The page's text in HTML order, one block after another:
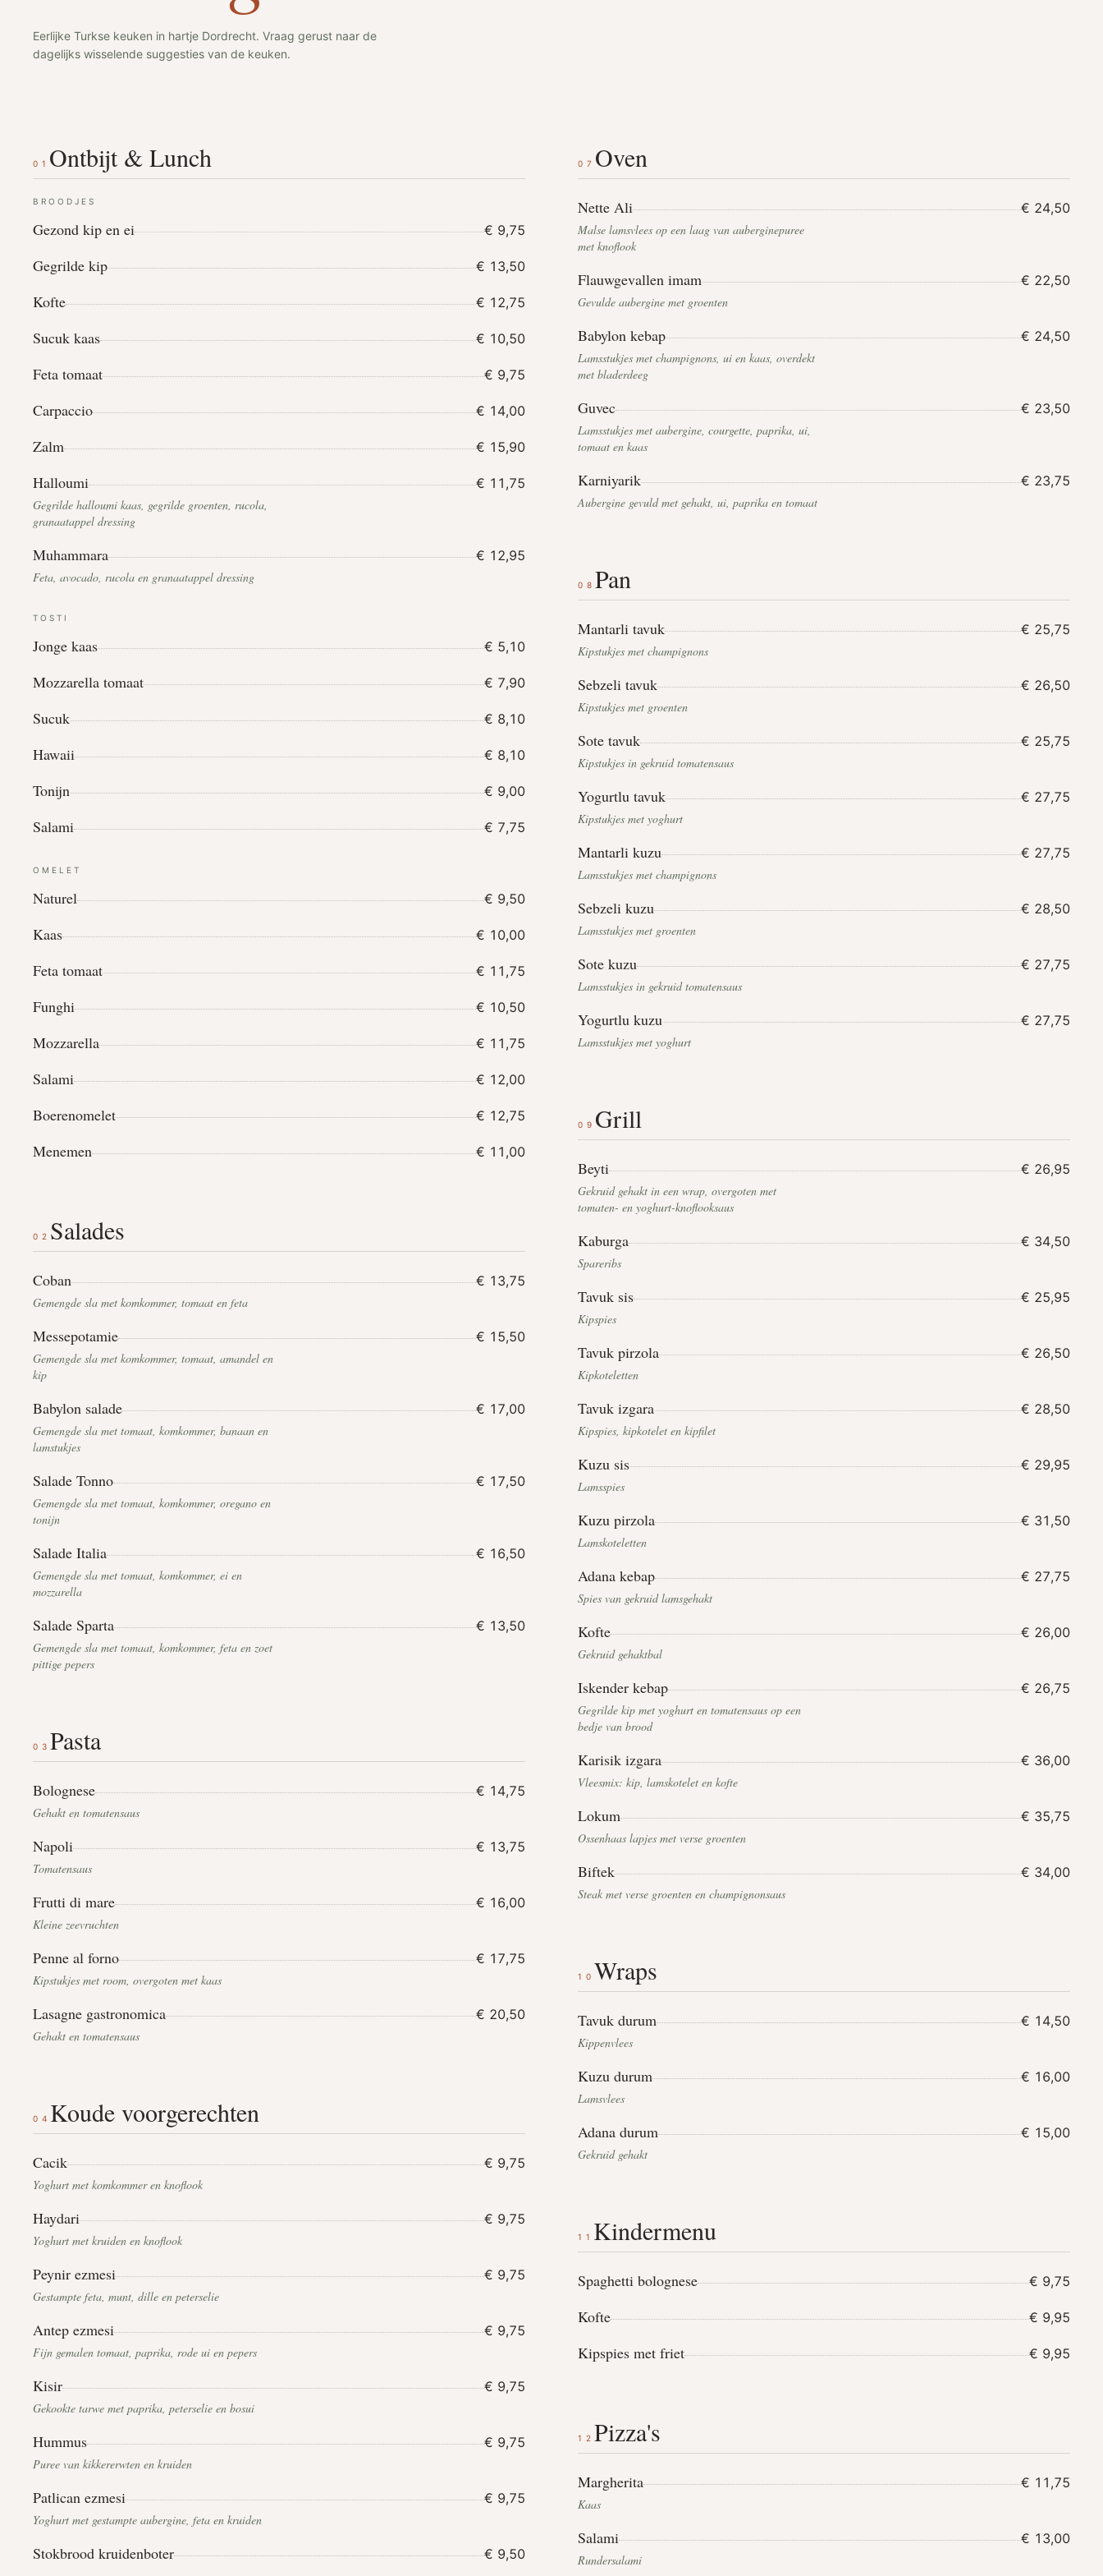
Eerlijke Turkse keuken in hartje Dordrecht. Vraag gerust naar de
dagelijks wisselende suggesties van de keuken.
01 Ontbijt & Lunch
BROODJES
Gezond kip en ei € 9,75
Gegrilde kip € 13,50
Kofte € 12,75
Sucuk kaas € 10,50
Feta tomaat € 9,75
Carpaccio € 14,00
Zalm € 15,90
Halloumi € 11,75
Gegrilde halloumi kaas, gegrilde groenten, rucola,
granaatappel dressing
Muhammara € 12,95
Feta, avocado, rucola en granaatappel dressing
TOSTI
Jonge kaas € 5,10
Mozzarella tomaat € 7,90
Sucuk € 8,10
Hawaii € 8,10
Tonijn € 9,00
Salami € 7,75
OMELET
Naturel € 9,50
Kaas € 10,00
Feta tomaat € 11,75
Funghi € 10,50
Mozzarella € 11,75
Salami € 12,00
Boerenomelet € 12,75
Menemen € 11,00
02 Salades
Coban € 13,75
Gemengde sla met komkommer, tomaat en feta
Messepotamie € 15,50
Gemengde sla met komkommer, tomaat, amandel en
kip
Babylon salade € 17,00
Gemengde sla met tomaat, komkommer, banaan en
lamstukjes
Salade Tonno € 17,50
Gemengde sla met tomaat, komkommer, oregano en
tonijn
Salade Italia € 16,50
Gemengde sla met tomaat, komkommer, ei en
mozzarella
Salade Sparta € 13,50
Gemengde sla met tomaat, komkommer, feta en zoet
pittige pepers
03 Pasta
Bolognese € 14,75
Gehakt en tomatensaus
Napoli € 13,75
Tomatensaus
Frutti di mare € 16,00
Kleine zeevruchten
Penne al forno € 17,75
Kipstukjes met room, overgoten met kaas
Lasagne gastronomica € 20,50
Gehakt en tomatensaus
04 Koude voorgerechten
Cacik € 9,75
Yoghurt met komkommer en knoflook
Haydari € 9,75
Yoghurt met kruiden en knoflook
Peynir ezmesi € 9,75
Gestampte feta, munt, dille en peterselie
Antep ezmesi € 9,75
Fijn gemalen tomaat, paprika, rode ui en pepers
Kisir € 9,75
Gekookte tarwe met paprika, peterselie en bosui
Hummus € 9,75
Puree van kikkererwten en kruiden
Patlican ezmesi € 9,75
Yoghurt met gestampte aubergine, feta en kruiden
Stokbrood kruidenboter € 9,50
07 Oven
Nette Ali € 24,50
Malse lamsvlees op een laag van auberginepuree
met knoflook
Flauwgevallen imam € 22,50
Gevulde aubergine met groenten
Babylon kebap € 24,50
Lamsstukjes met champignons, ui en kaas, overdekt
met bladerdeeg
Guvec € 23,50
Lamsstukjes met aubergine, courgette, paprika, ui,
tomaat en kaas
Karniyarik € 23,75
Aubergine gevuld met gehakt, ui, paprika en tomaat
08 Pan
Mantarli tavuk € 25,75
Kipstukjes met champignons
Sebzeli tavuk € 26,50
Kipstukjes met groenten
Sote tavuk € 25,75
Kipstukjes in gekruid tomatensaus
Yogurtlu tavuk € 27,75
Kipstukjes met yoghurt
Mantarli kuzu € 27,75
Lamsstukjes met champignons
Sebzeli kuzu € 28,50
Lamsstukjes met groenten
Sote kuzu € 27,75
Lamsstukjes in gekruid tomatensaus
Yogurtlu kuzu € 27,75
Lamsstukjes met yoghurt
09 Grill
Beyti € 26,95
Gekruid gehakt in een wrap, overgoten met
tomaten- en yoghurt-knoflooksaus
Kaburga € 34,50
Spareribs
Tavuk sis € 25,95
Kipspies
Tavuk pirzola € 26,50
Kipkoteletten
Tavuk izgara € 28,50
Kipspies, kipkotelet en kipfilet
Kuzu sis € 29,95
Lamsspies
Kuzu pirzola € 31,50
Lamskoteletten
Adana kebap € 27,75
Spies van gekruid lamsgehakt
Kofte € 26,00
Gekruid gehaktbal
Iskender kebap € 26,75
Gegrilde kip met yoghurt en tomatensaus op een
bedje van brood
Karisik izgara € 36,00
Vleesmix: kip, lamskotelet en kofte
Lokum € 35,75
Ossenhaas lapjes met verse groenten
Biftek € 34,00
Steak met verse groenten en champignonsaus
10 Wraps
Tavuk durum € 14,50
Kippenvlees
Kuzu durum € 16,00
Lamsvlees
Adana durum € 15,00
Gekruid gehakt
11 Kindermenu
Spaghetti bolognese € 9,75
Kofte € 9,95
Kipspies met friet € 9,95
12 Pizza's
Margherita € 11,75
Kaas
Salami € 13,00
Rundersalami